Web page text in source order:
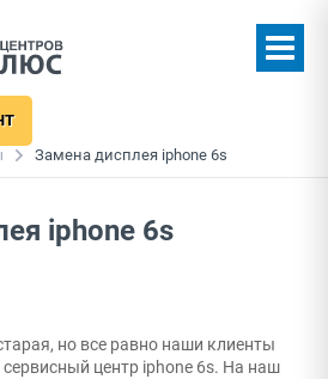
Замена дисплея iphone 6s
iphone 6s
но все равно наши клиенты
центр iphone 6s. На наш